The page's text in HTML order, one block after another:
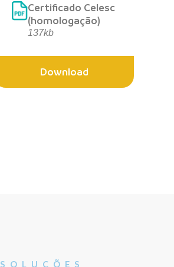
Certificado Celesc
(homologação)
137kb
Download
SOLUÇÕES